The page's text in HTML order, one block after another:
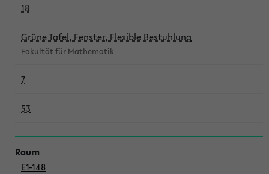
18
Grüne Tafel, Fenster, Flexible Bestuhlung
Fakultät für Mathematik
7
53
E1-148